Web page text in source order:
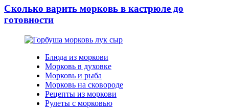
Сколько варить морковь в кастрюле до
готовности
Блюда из моркови
Морковь в духовке
Морковь и рыба
Морковь на сковороде
Рецепты из моркови
Рулеты с морковью